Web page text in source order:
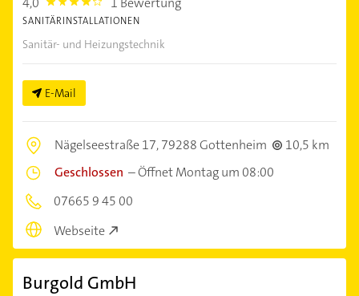
4.0
SANITÄRINSTALLATIONEN
Sanitär- und Heizungstechnik
E-Mail
Nägelseestraße 17,79288 Gottenheim
10,5 km
Geschlossen –Öffnet Montag um 08:00
07665 9 45 00
Webseite
Burgold GmbH